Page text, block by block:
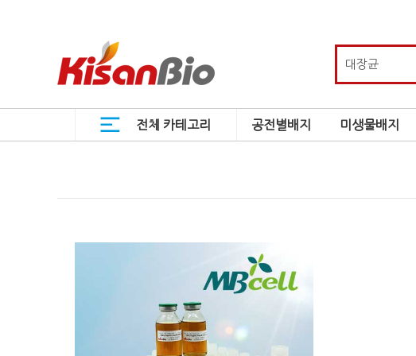
전체 카테고리 공전별배지 미생물배지